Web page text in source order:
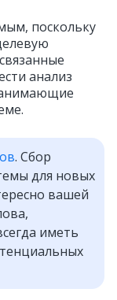
поскольку
анализ
. Сбор
для новых
вашей
иметь